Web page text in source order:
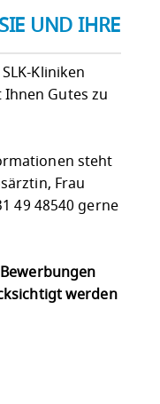
UND IHRE
Kliniken
Gutes zu
steht
Frau
49 48540 gerne
werden